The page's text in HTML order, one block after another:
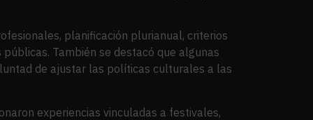
planificación plurianual, criterios
También se destacó que algunas
de ajustar las políticas culturales a las
experiencias vinculadas a festivales,